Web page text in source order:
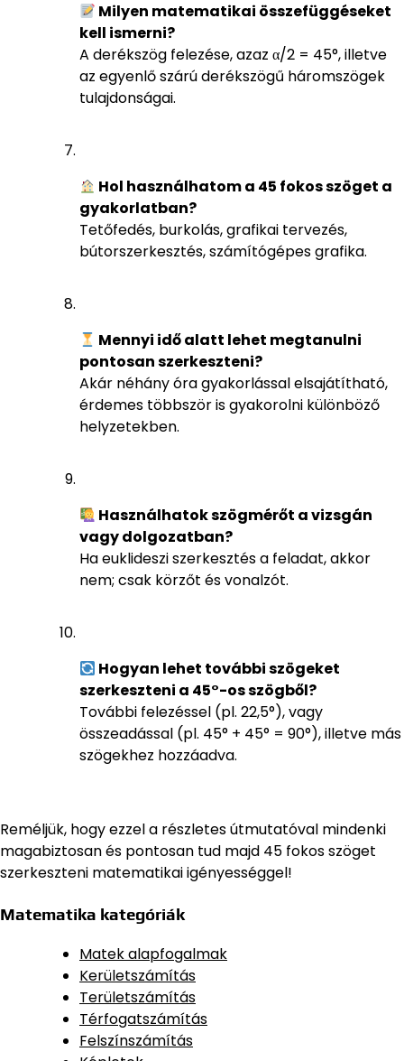
Milyen matematikai összefüggéseket
kell ismerni?
A derékszög felezése, azaz α/2 = 45°, illetve
az egyenlő szárú derékszögű háromszögek
tulajdonságai.
Hol használhatom a 45 fokos szöget a
gyakorlatban?
Tetőfedés, burkolás, grafikai tervezés,
bútorszerkesztés, számítógépes grafika.
Mennyi idő alatt lehet megtanulni
pontosan szerkeszteni?
Akár néhány óra gyakorlással elsajátítható,
érdemes többször is gyakorolni különböző
helyzetekben.
Használhatok szögmérőt a vizsgán
vagy dolgozatban?
Ha euklideszi szerkesztés a feladat, akkor
nem; csak körzőt és vonalzót.
Hogyan lehet további szögeket
szerkeszteni a 45°-os szögből?
További felezéssel (pl. 22,5°), vagy
összeadással (pl. 45° + 45° = 90°), illetve más
szögekhez hozzáadva.
Reméljük, hogy ezzel a részletes útmutatóval mindenki
magabiztosan és pontosan tud majd 45 fokos szöget
szerkeszteni matematikai igényességgel!
Matematika kategóriák
Matek alapfogalmak
Kerületszámítás
Területszámítás
Térfogatszámítás
Felszínszámítás